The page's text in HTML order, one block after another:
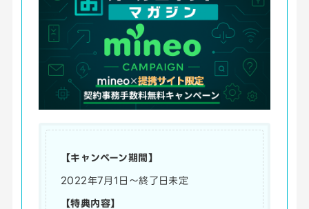
【キャンペーン期間】
2022年7月1日～終了日未定
【特典内容】